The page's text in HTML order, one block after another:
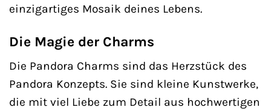
einzigartiges Mosaik deines Lebens.
Die Magie der Charms
Die Pandora Charms sind das Herzstück des
Pandora Konzepts. Sie sind kleine Kunstwerke,
die mit viel Liebe zum Detail aus hochwertigen